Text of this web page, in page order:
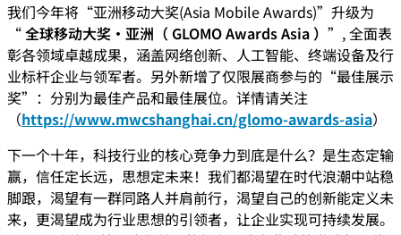
我们今年将“亚洲移动大奖(Asia Mobile Awards)”升级为
“全球移动大奖·亚洲（ GLOMO Awards Asia ） ”, 全面表
彰各领域卓越成果，涵盖网络创新、人工智能、终端设备及行
业标杆企业与领军者。另外新增了仅限展商参与的“最佳展示
奖”：分别为最佳产品和最佳展位。详情请关注
（https://www.mwcshanghai.cn/glomo-awards-asia）
下一个十年，科技行业的核心竞争力到底是什么？是生态定输
赢，信任定长远，思想定未来！我们都渴望在时代浪潮中站稳
脚跟，渴望有一群同路人并肩前行，渴望自己的创新能定义未
来，更渴望成为行业思想的引领者，让企业实现可持续发展。